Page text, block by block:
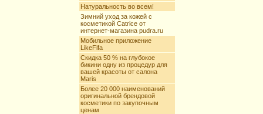
Натуральность во всем!
Зимний уход за кожей с
косметикой Catrice от
интернет-магазина pudra.ru
Мобильное приложение
LikeFifa
Скидка 50 % на глубокое
бикини одну из процедур для
вашей красоты от салона
Maris
Более 20 000 наименований
оригинальной брендовой
косметики по закупочным
ценам